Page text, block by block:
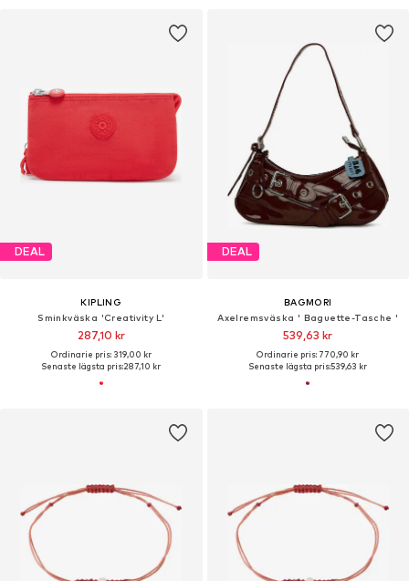
DEAL
KIPLING
Sminkväska 'Creativity L'
287,10 kr
Ordinarie pris: 319,00 kr
Senaste lägsta pris:287,10 kr
DEAL
BAGMORI
Axelremsväska ' Baguette-Tasche '
539,63 kr
Ordinarie pris: 770,90 kr
Senaste lägsta pris:539,63 kr